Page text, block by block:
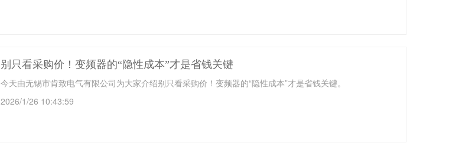
别只看采购价！变频器的“隐性成本”才是省钱关键
今天由无锡市肯致电气有限公司为大家介绍别只看采购价！变频器的“隐性成本”才是省钱关键。
2026/1/26 10:43:59